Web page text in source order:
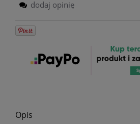
dodaj opinię
Opis